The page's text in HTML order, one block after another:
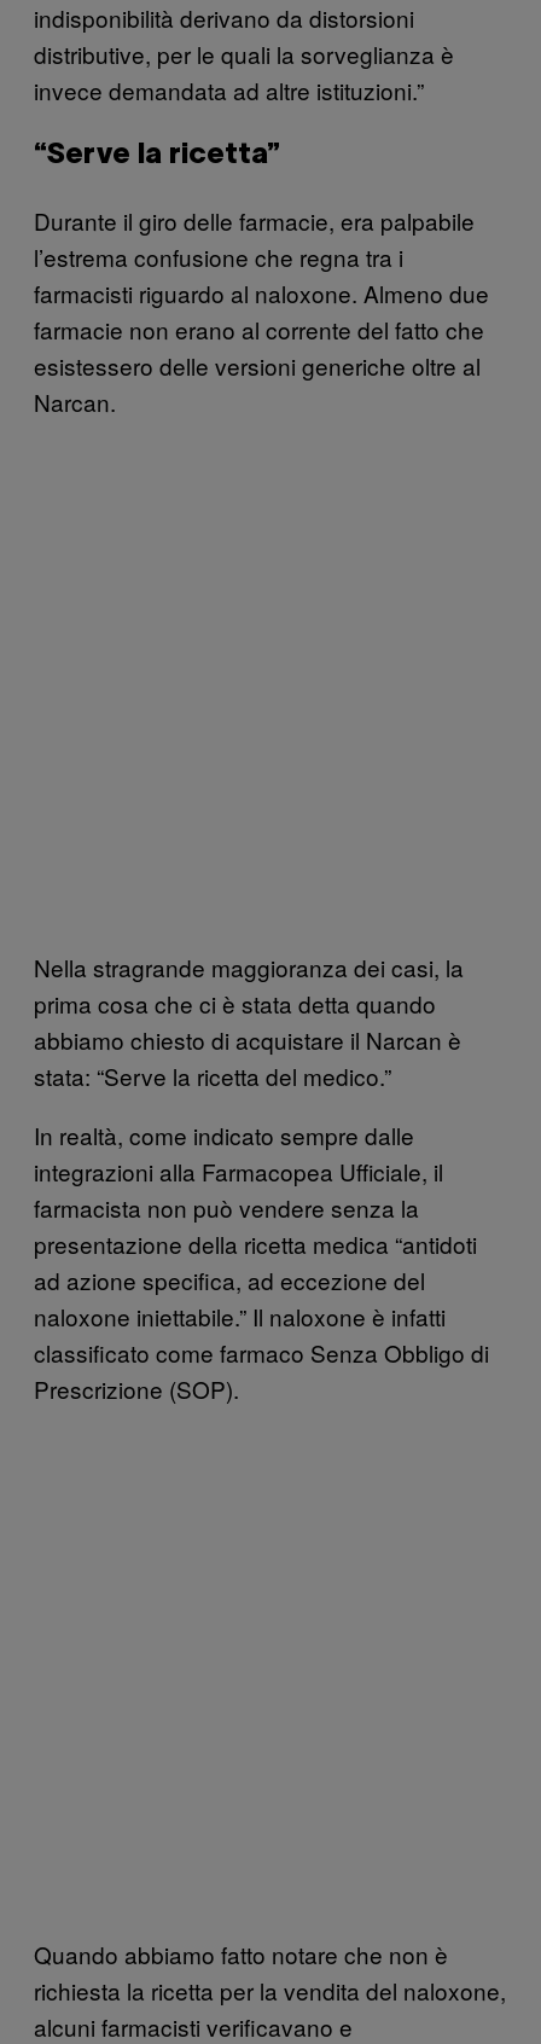
indisponibilità derivano da distorsioni
distributive, per le quali la sorveglianza è
invece demandata ad altre istituzioni.”
“Serve la ricetta”
Durante il giro delle farmacie, era palpabile
l’estrema confusione che regna tra i
farmacisti riguardo al naloxone. Almeno due
farmacie non erano al corrente del fatto che
esistessero delle versioni generiche oltre al
Narcan.
Nella stragrande maggioranza dei casi, la
prima cosa che ci è stata detta quando
abbiamo chiesto di acquistare il Narcan è
stata: “Serve la ricetta del medico.”
In realtà, come indicato sempre dalle
integrazioni alla Farmacopea Ufficiale, il
farmacista non può vendere senza la
presentazione della ricetta medica “antidoti
ad azione specifica, ad eccezione del
naloxone iniettabile.” Il naloxone è infatti
classificato come farmaco Senza Obbligo di
Prescrizione (SOP).
Quando abbiamo fatto notare che non è
richiesta la ricetta per la vendita del naloxone,
alcuni farmacisti verificavano e